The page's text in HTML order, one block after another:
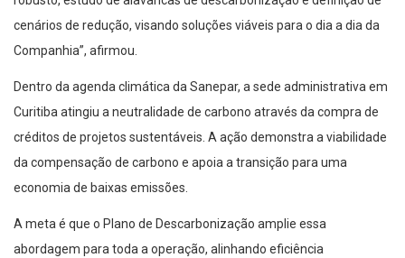
cenários de redução, visando soluções viáveis para o dia a dia da
Companhia”, afirmou.
Dentro da agenda climática da Sanepar, a sede administrativa em
Curitiba atingiu a neutralidade de carbono através da compra de
créditos de projetos sustentáveis. A ação demonstra a viabilidade
da compensação de carbono e apoia a transição para uma
economia de baixas emissões.
A meta é que o Plano de Descarbonização amplie essa
abordagem para toda a operação, alinhando eficiência